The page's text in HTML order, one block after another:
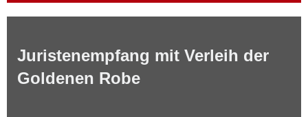
Juristenempfang mit Verleih der
Goldenen Robe